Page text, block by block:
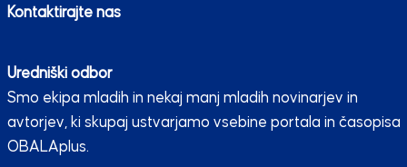
Kontaktirajte nas
Uredniški odbor
Smo ekipa mladih in nekaj manj mladih novinarjev in
avtorjev, ki skupaj ustvarjamo vsebine portala in časopisa
OBALAplus.